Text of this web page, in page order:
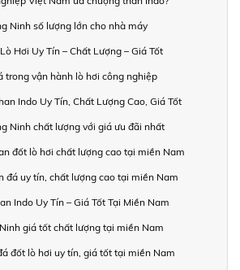
Ninh số lượng lớn cho nhà máy
Hơi Uy Tín – Chất Lượng – Giá Tốt
trong vận hành lò hơi công nghiệp
Indo Uy Tín, Chất Lượng Cao, Giá Tốt
Ninh chất lượng với giá ưu đãi nhất
đốt lò hơi chất lượng cao tại miền Nam
đá uy tín, chất lượng cao tại miền Nam
Indo Uy Tín – Giá Tốt Tại Miền Nam
giá tốt chất lượng tại miền Nam
đốt lò hơi uy tín, giá tốt tại miền Nam